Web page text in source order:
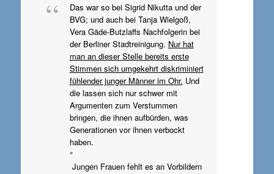
Das war so bei Sigrid Nikutta und der
BVG; und auch bei Tanja Wielgoß,
Vera Gäde-Butzlaffs Nachfolgerin bei
der Berliner Stadtreinigung. Nur hat
man an dieser Stelle bereits erste
Stimmen sich umgekehrt diskriminiert
fühlender junger Männer im Ohr. Und
die lassen sich nur schwer mit
Argumenten zum Verstummen
bringen, die ihnen aufbürden, was
Generationen vor ihnen verbockt
haben.
°
Jungen Frauen fehlt es an Vorbildern